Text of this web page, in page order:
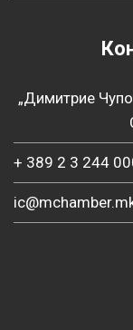
„Димитрие
+ 389 2 3 244